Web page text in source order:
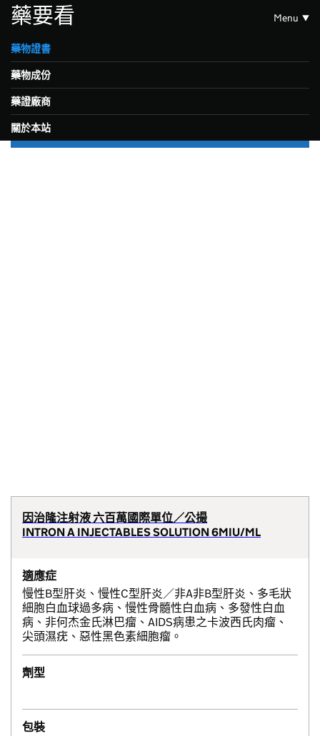
藥要看 Menu
藥物證書
藥物成份
藥證廠商
關於本站
因治隆注射液 六百萬國際單位／公撮
INTRON A INJECTABLES SOLUTION 6MIU/ML
適應症
慢性B型肝炎、慢性C型肝炎／非A非B型肝炎、多毛狀
細胞白血球過多病、慢性骨髓性白血病、多發性白血
病、非何杰金氏淋巴瘤、AIDS病患之卡波西氏肉瘤、
尖頭濕疣、惡性黑色素細胞瘤。
劑型
包裝